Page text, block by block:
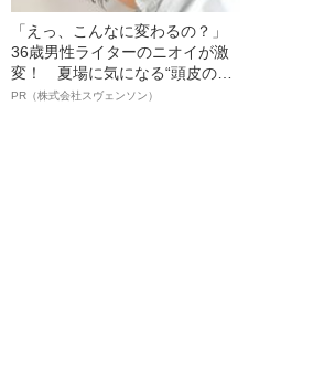
「えっ、こんなに変わるの？」
36歳男性ライターのニオイが激
変！ 夏場に気になる“頭皮のニ
オイ”や“ベタつき”を解消す
PR（株式会社スヴェンソン）